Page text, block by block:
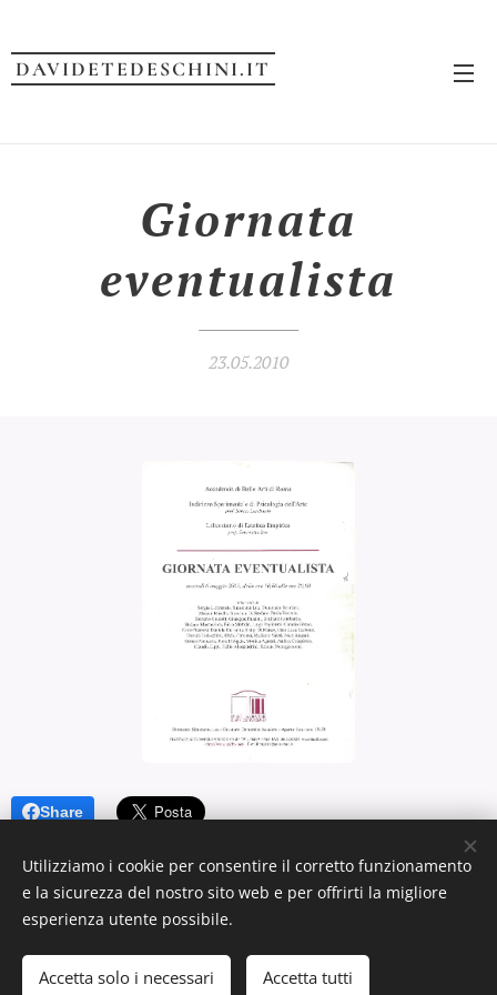
DAVIDETEDESCHINI.IT
Giornata
eventualista
23.05.2010
Share
Tutti i diritti riservati: Davide Tedeschini email:
davide.tedeschini@gmail.com
Creato con
Webnode Cookies
Utilizziamo i cookie per consentire il corretto funzionamento
e la sicurezza del nostro sito web e per offrirti la migliore
esperienza utente possibile.
Accetta solo i necessari Accetta tutti